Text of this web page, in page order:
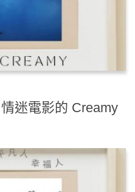
迷電影的 Creamy